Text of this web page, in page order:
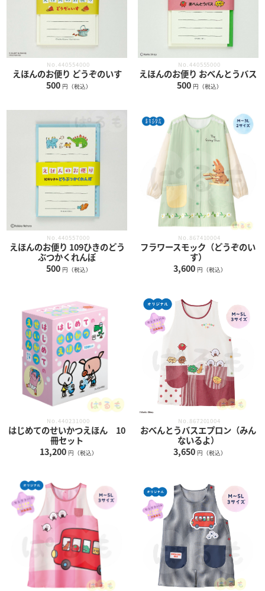
No.440554000
えほんのお便り どうぞのいす
500 円（税込）
No.440555000
えほんのお便り おべんとうバス
500 円（税込）
No.440557000
えほんのお便り 109ひきのどう
ぶつかくれんぼ
500 円（税込）
No.867410004
フラワースモック（どうぞのい
す）
3,600 円（税込）
No.440231000
はじめてのせいかつえほん 10
冊セット
13,200 円（税込）
No.867201004
おべんとうバスエプロン（みん
ないるよ）
3,650 円（税込）